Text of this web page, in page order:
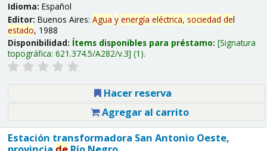
Idioma: Español
Editor: Buenos Aires: Agua y energía eléctrica, sociedad del
estado, 1988
Disponibilidad: Ítems disponibles para préstamo: Signatura
topográfica: 621.374.5/A282/v.3 (1).
Hacer reserva
Agregar al carrito
Estación transformadora San Antonio Oeste,